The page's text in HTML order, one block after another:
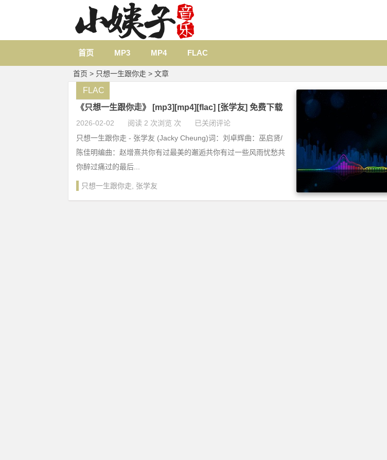
首页 MP3 MP4 FLAC
首页 > 只想一生跟你走 > 文章
《只想一生跟你走》 [mp3][mp4][flac] [张学友] 免费下载
2026-02-02 阅读 2 次浏览 次 已关闭评论
FLAC
只想一生跟你走 - 张学友 (Jacky Cheung)词：刘卓辉曲：巫启贤/
陈佳明编曲：赵增熹共你有过最美的邂逅共你有过一些风雨忧愁共
你醉过痛过的最后...
只想一生跟你走 张学友